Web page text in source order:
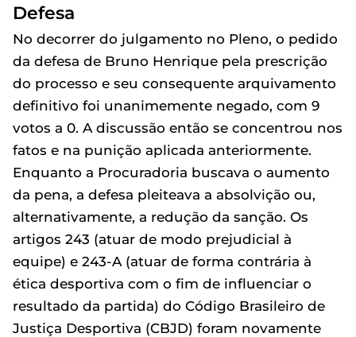
Defesa
No decorrer do julgamento no Pleno, o pedido
da defesa de Bruno Henrique pela prescrição
do processo e seu consequente arquivamento
definitivo foi unanimemente negado, com 9
votos a 0. A discussão então se concentrou nos
fatos e na punição aplicada anteriormente.
Enquanto a Procuradoria buscava o aumento
da pena, a defesa pleiteava a absolvição ou,
alternativamente, a redução da sanção. Os
artigos 243 (atuar de modo prejudicial à
equipe) e 243-A (atuar de forma contrária à
ética desportiva com o fim de influenciar o
resultado da partida) do Código Brasileiro de
Justiça Desportiva (CBJD) foram novamente